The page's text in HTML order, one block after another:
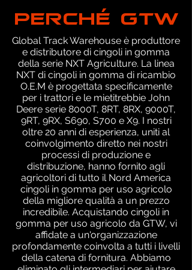
PERCHÉ GTW
Global Track Warehouse è produttore
e distributore di cingoli in gomma
della serie NXT Agriculture. La linea
NXT di cingoli in gomma di ricambio
O.E.M è progettata specificamente
per i trattori e le mietitrebbie John
Deere serie 8000T, 8RT, 8RX, 9000T,
9RT, 9RX, S690, S700 e X9. I nostri
oltre 20 anni di esperienza, uniti al
coinvolgimento diretto nei nostri
processi di produzione e
distribuzione, hanno fornito agli
agricoltori di tutto il Nord America
cingoli in gomma per uso agricolo
della migliore qualità a un prezzo
incredibile. Acquistando cingoli in
gomma per uso agricolo da GTW, vi
affidate a un'organizzazione
profondamente coinvolta a tutti i livelli
della catena di fornitura. Abbiamo